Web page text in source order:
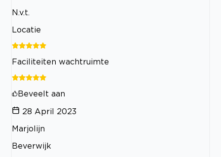
N.v.t.
Locatie
Faciliteiten wachtruimte
Beveelt aan
28 April 2023
Marjolijn
Beverwijk